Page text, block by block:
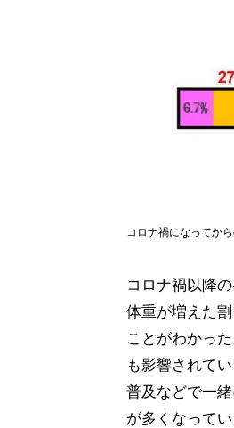
コロナ禍になってか
コロナ禍以降
体重が増えた
ことがわかっ
も影響されて
普及などで一
が多くなって